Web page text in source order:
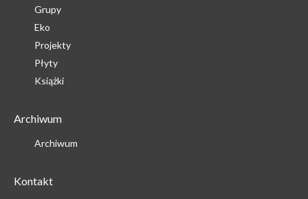
Grupy
Eko
Projekty
Płyty
Książki
Archiwum
Archiwum
Kontakt